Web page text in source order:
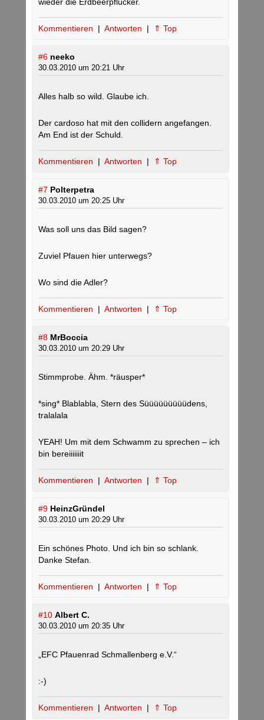
Kommentieren | Antworten | ⇑ Top
#6 neeko
30.03.2010 um 20:21 Uhr
Alles halb so wild. Glaube ich.
Der cardoso hat mit den collidern angefangen.
Am End ist der Schuld.
Kommentieren | Antworten | ⇑ Top
#7 Polterpetra
30.03.2010 um 20:25 Uhr
Was soll uns das Bild sagen?
Zuviel Pfauen hier unterwegs?
Wo sind die Adler?
Kommentieren | Antworten | ⇑ Top
#8 MrBoccia
30.03.2010 um 20:29 Uhr
Stimmprobe. Ähm. *räusper*
*sing* Blablabla, Stern des Süüüüüüüüüdens,
tralalala
YEAH! Um mit dem Schwamm zu sprechen – ich
bin bereiiiiiiit
Kommentieren | Antworten | ⇑ Top
#9 HeinzGründel
30.03.2010 um 20:29 Uhr
Ein schönes Photo. Und ich bin so schlank.
Danke Stefan.
Kommentieren | Antworten | ⇑ Top
#10 Albert C.
30.03.2010 um 20:35 Uhr
„EFC Pfauenrad Schmallenberg e.V.“
:-)
Kommentieren | Antworten | ⇑ Top